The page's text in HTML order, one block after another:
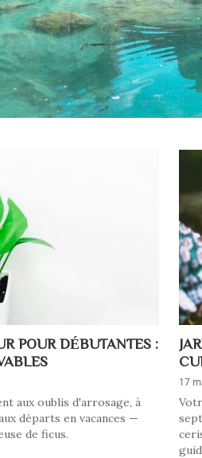
POUR DÉBUTANTES :
aux oublis d'arrosage, à
départs en vacances —
de ficus.
17